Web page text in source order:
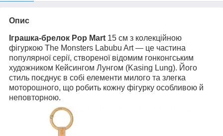
Опис
Іграшка-брелок Pop Mart 15 см з колекційною
фігуркою The Monsters Labubu Art — це частина
популярної серії, створеної відомим гонконгським
художником Кейсингом Лунгом (Kasing Lung). Його
стиль поєднує в собі елементи милого та злегка
моторошного, що робить кожну фігурку особливою й
неповторною.